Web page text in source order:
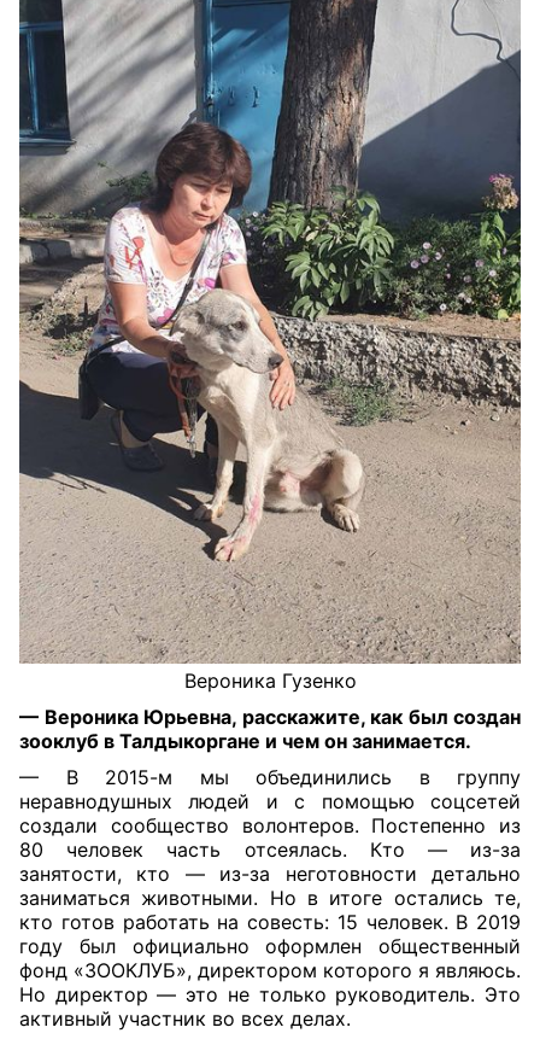
Вероника Гузенко
— Вероника Юрьевна, расскажите, как был создан
зооклуб в Талдыкоргане и чем он занимается.
— В 2015-м мы объединились в группу
неравнодушных людей и с помощью соцсетей
создали сообщество волонтеров. Постепенно из
80 человек часть отсеялась. Кто — из-за
занятости, кто — из-за неготовности детально
заниматься животными. Но в итоге остались те,
кто готов работать на совесть: 15 человек. В 2019
году был официально оформлен общественный
фонд «ЗООКЛУБ», директором которого я являюсь.
Но директор — это не только руководитель. Это
активный участник во всех делах.